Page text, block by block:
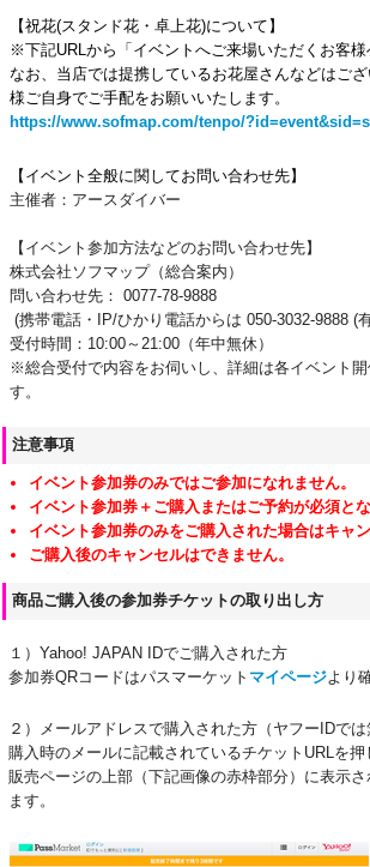
【祝花(スタンド花・卓上花)について】
※下記URLから「イベントへご来場いただくお客様
なお、当店では提携しているお花屋さんなどはご
様ご自身でご手配をお願いいたします。
https://www.sofmap.com/tenpo/
【 イベント全般に関してお問い合わせ先】
主催者：アースダイバー
【イベント参加方法などのお問い合わせ先】
株式会社ソフマップ（総合案内）
問い合わせ先： 0077-78-9888
(携帯電話・IP/ひかり電話からは 050-3032-9888 (
受付時間：10:00～21:00（年中無休）
※総合受付で内容をお伺いし、詳細は各イベント
す。
注意事項
イベント参加券のみではご参加になれません。
イベント参加券＋ご購入またはご予約が必須とな
イベント参加券のみをご購入された場合はキャ
ご購入後のキャンセルはできません。
商品ご購入後の参加券チケットの取り出し方
１）Yahoo! JAPAN IDでご購入された方
参加券QRコードはパスマーケット マイページより
２）メールアドレスで購入された方（ヤフーIDでは
購入時のメールに記載されているチケットURLを押
販売ページの上部（下記画像の赤枠部分）に表示
ます。